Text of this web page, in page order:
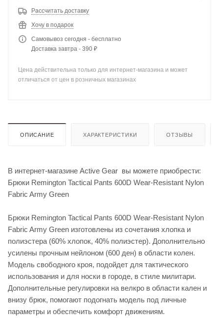
Рассчитать доставку
Хочу в подарок
Самовывоз сегодня - бесплатно
Доставка завтра - 390 ₽
Цена действительна только для интернет-магазина и может
отличаться от цен в розничных магазинах
ОПИСАНИЕ ХАРАКТЕРИСТИКИ ОТЗЫВЫ
В интернет-магазине Active Gear вы можете приобрести:
Брюки Remington Tactical Pants 600D Wear-Resistant Nylon
Fabric Army Green
Брюки Remington Tactical Pants 600D Wear-Resistant Nylon
Fabric Army Green изготовлены из сочетания хлопка и
полиэстера (60% хлопок, 40% полиэстер). Дополнительно
усилены прочным нейлоном (600 ден) в области колен.
Модель свободного кроя, подойдет для тактического
использования и для носки в городе, в стиле милитари.
Дополнительные регулировки на велкро в области кален и
внизу брюк, помогают подогнать модель под личные
параметры и обеспечить комфорт движениям.